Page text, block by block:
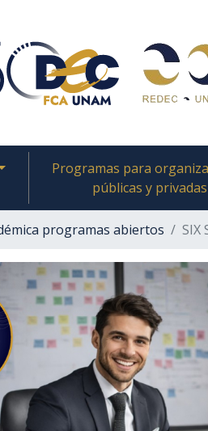
Programas para
públicas y privadas
programas abiertos SIX